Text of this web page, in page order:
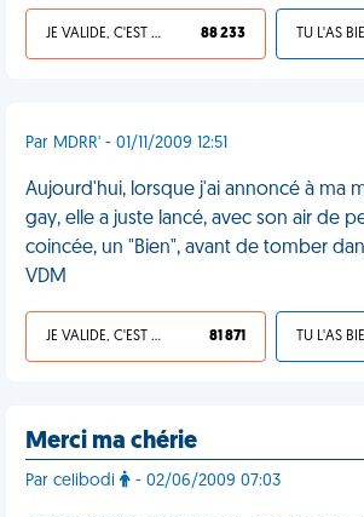
JE VALIDE, C'EST UNE VDM 88 233
Par MDRR' - 01/11/2009 12:51
Aujourd'hui, lorsque j'ai annoncé à ma
gay, elle a juste lancé, avec son air de
coincée, un "Bien", avant de tomber
VDM
JE VALIDE, C'EST UNE VDM 81 871
Merci ma chérie
Par celibodi - 02/06/2009 07:03